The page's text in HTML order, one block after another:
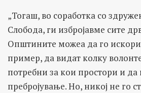
„Тогаш, во соработка со
Слобода, ги избројавме сите
Општините можеа да го
пример, да видат колку
потребни за кои простори и да
пребројување. Но, никој не го